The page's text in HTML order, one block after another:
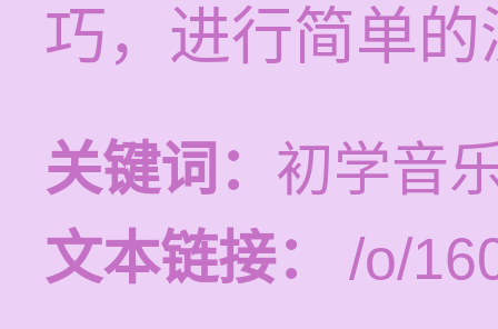
巧，进行简单
关键词： 初学音
文本链接：
/o/